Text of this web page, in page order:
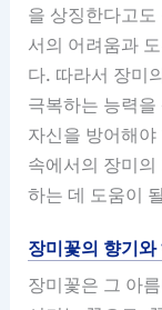
을 상징한다고
서의 어려움과
다. 따라서 장미
극복하는 능력
자신을 방어해
속에서의 장미
하는 데 도움이
장미꽃의 향기와
장미꽃은 그 아